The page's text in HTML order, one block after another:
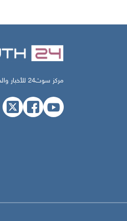
مركز سوث24 للأخبار والدراسات